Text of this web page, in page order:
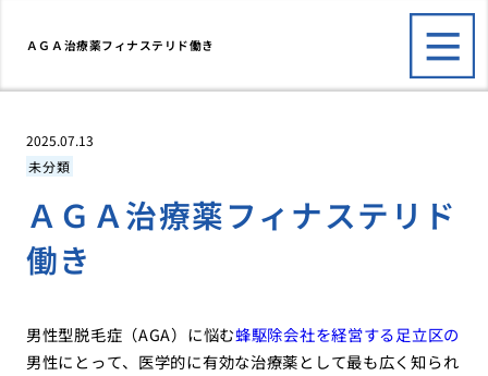
ＡＧＡ治療薬フィナステリド働き
2025.07.13
未分類
ＡＧＡ治療薬フィナステリド
働き
男性型脱毛症（AGA）に悩む蜂駆除会社を経営する足立区の
男性にとって、医学的に有効な治療薬として最も広く知られ